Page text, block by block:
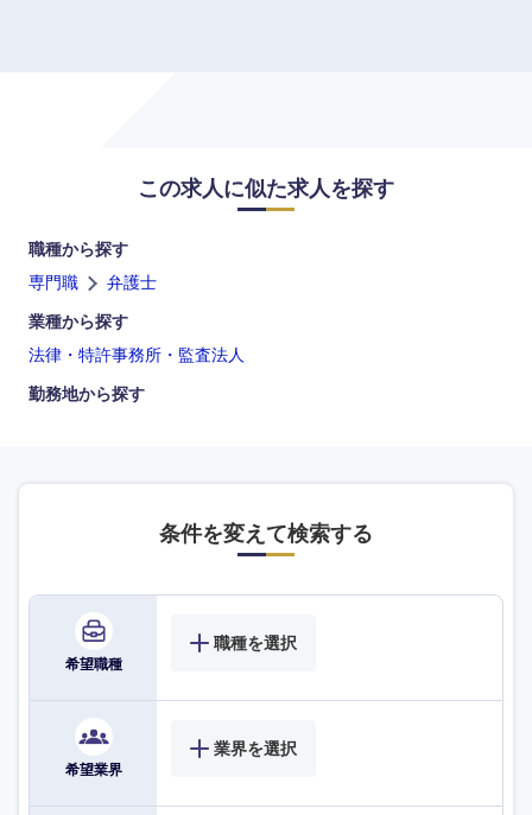
この求人に似た求人を探す
職種から探す
専門職
弁護士
業種から探す
法律・特許事務所・監査法人
勤務地から探す
条件を変えて検索する
希望職種
職種を選択
希望業界
業界を選択
中国・四国地方
鳥取県